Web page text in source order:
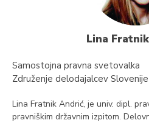
Lina
Samostojna pravna svetovalka
Združenje delodajalcev Slovenije
Lina Fratnik Andrić, je univ. dipl.
pravniškim državnim izpitom.